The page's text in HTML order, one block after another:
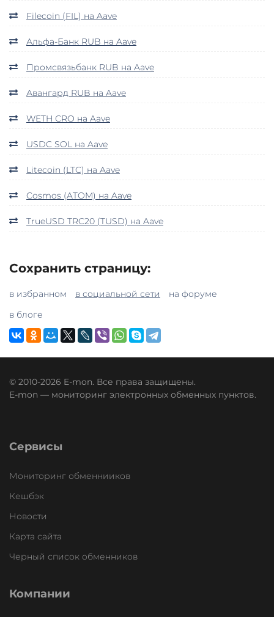
Filecoin (FIL) на Aave
Альфа-Банк RUB на Aave
Промсвязьбанк RUB на Aave
Авангард RUB на Aave
WETH CRO на Aave
USDC SOL на Aave
Litecoin (LTC) на Aave
Cosmos (ATOM) на Aave
TrueUSD TRC20 (TUSD) на Aave
Сохранить страницу:
в избранном в социальной сети
на форуме
в блоге
© 2010-2026 E-mon. Все права защищены.
E-mon — мониторинг электронных обменных пунктов.
Сервисы
Мониторинг обменнииков
Кешбэк
Новости
Карта сайта
Черный список обменников
Компании